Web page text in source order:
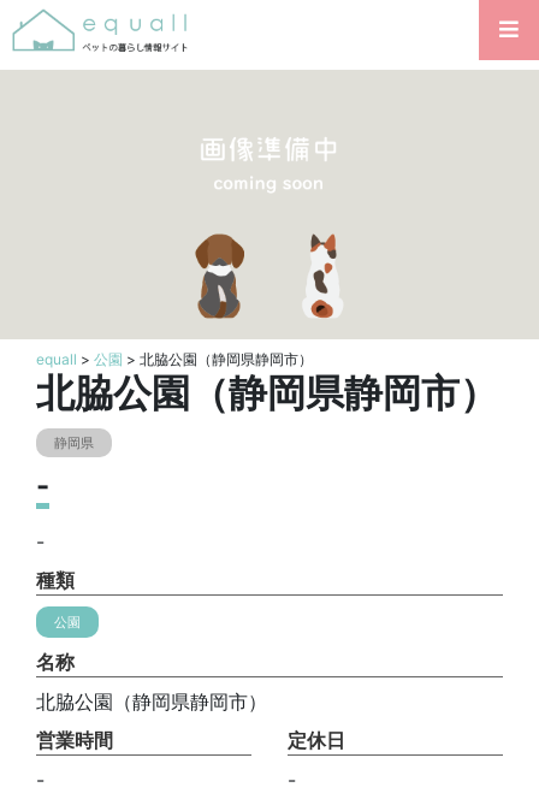
equall > 公園 > 北脇公園（静岡県静岡市）
北脇公園（静岡県静岡市）
静岡県
-
-
種類
公園
名称
北脇公園（静岡県静岡市）
営業時間
-
定休日
-